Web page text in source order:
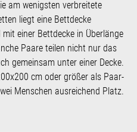
am wenigsten verbreitete
liegt eine Bettdecke
einer Bettdecke in Überlänge
Paare teilen nicht nur das
gemeinsam unter einer Decke.
cm oder größer als Paar-
Menschen ausreichend Platz.